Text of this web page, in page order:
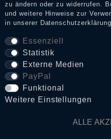
AGB
Widerrufs­recht
VERTRAG WIDERRUFEN
zu ändern oder zu widerrufen.
und weitere Hinweise zur
in unserer Daten­schutz­erklärung
Essenziell
Statistik
Externe Medien
PayPal
Funktional
Weitere Einstellungen
ALLE